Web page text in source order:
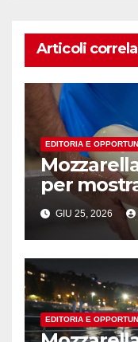
Articoli
EDITORIA E
per
l’oro
GIU 25, 2026
EDITORIA E